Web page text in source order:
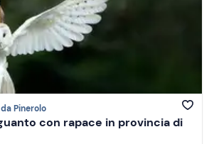
Pinerolo
con rapace in provincia di